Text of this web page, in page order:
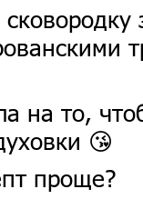
на то,
😘
проще?